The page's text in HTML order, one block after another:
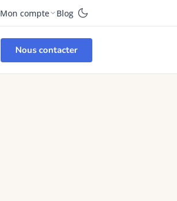
Mon compte Blog
Nous contacter